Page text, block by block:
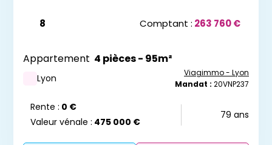
8 Comptant : 263 760 €
Appartement 4 pièces - 95m²
Lyon
Viagimmo - Lyon
Mandat : 20VNP237
Rente : 0 €
Valeur vénale : 475 000 €
79 ans